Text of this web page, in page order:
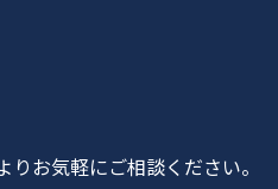
お気軽にご相談ください。